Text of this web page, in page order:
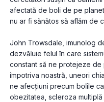
afectată de boli de pe
nu ar fi sănătos să aflăm de
John Trowsdale, imunolog
dezvăluie felul în care
constant să ne protejeze
împotriva noastră, uneori
ne afecțiuni precum bolile
obezitatea, scleroza multiplă